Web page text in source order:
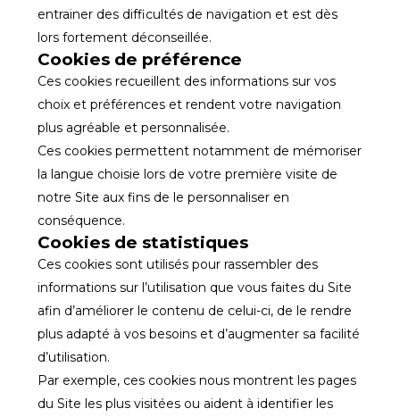
entrainer des difficultés de navigation et est dès
lors fortement déconseillée.
Cookies de préférence
Ces cookies recueillent des informations sur vos
choix et préférences et rendent votre navigation
plus agréable et personnalisée.
Ces cookies permettent notamment de mémoriser
la langue choisie lors de votre première visite de
notre Site aux fins de le personnaliser en
conséquence.
Cookies de statistiques
Ces cookies sont utilisés pour rassembler des
informations sur l’utilisation que vous faites du Site
afin d’améliorer le contenu de celui-ci, de le rendre
plus adapté à vos besoins et d’augmenter sa facilité
d’utilisation.
Par exemple, ces cookies nous montrent les pages
du Site les plus visitées ou aident à identifier les